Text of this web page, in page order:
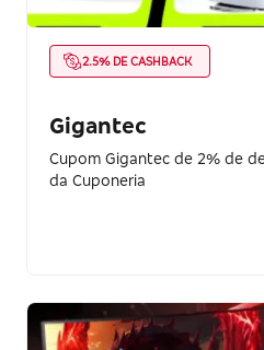
2.5% DE CASHBACK
Gigantec
Cupom Gigantec de 2% de
da Cuponeria